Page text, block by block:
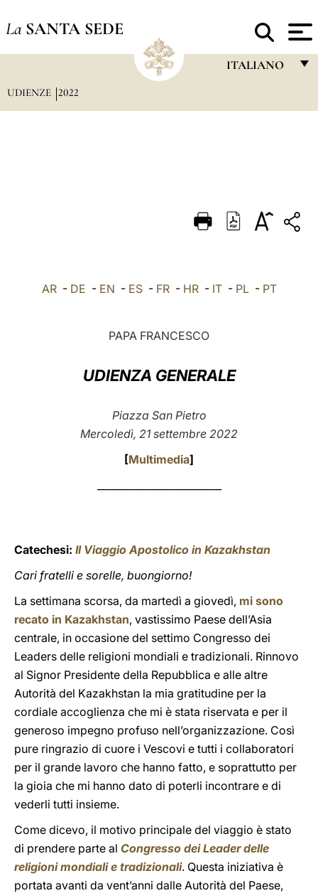
La SANTA SEDE
ITALIANO
DEUTSCH
العربيّة
UDIENZE 2022
AR- DE - EN - ES- FR- HR- IT- PL- PT
PAPA FRANCESCO
UDIENZA GENERALE
Piazza San Pietro
Mercoledì, 21 settembre 2022
[Multimedia]
Catechesi: Il Viaggio Apostolico in Kazakhstan
Cari fratelli e sorelle, buongiorno!
La settimana scorsa, da martedì a giovedì, mi sono
recato in Kazakhstan, vastissimo Paese dell’Asia
centrale, in occasione del settimo Congresso dei
Leaders delle religioni mondiali e tradizionali. Rinnovo
al Signor Presidente della Repubblica e alle altre
Autorità del Kazakhstan la mia gratitudine per la
cordiale accoglienza che mi è stata riservata e per il
generoso impegno profuso nell’organizzazione. Così
pure ringrazio di cuore i Vescovi e tutti i collaboratori
per il grande lavoro che hanno fatto, e soprattutto per
la gioia che mi hanno dato di poterli incontrare e di
vederli tutti insieme.
Come dicevo, il motivo principale del viaggio è stato
di prendere parte al Congresso dei Leader delle
religioni mondiali e tradizionali. Questa iniziativa è
portata avanti da vent’anni dalle Autorità del Paese,